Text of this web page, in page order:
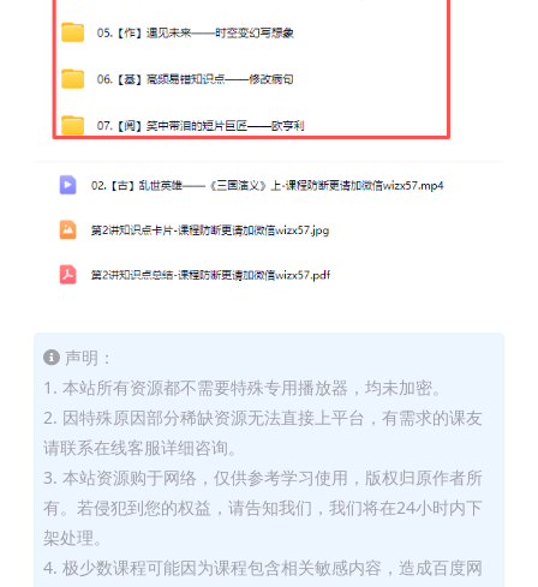
声明：
1. 本站所有资源都不需要特殊专用播放器，均未加密。
2. 因特殊原因部分稀缺资源无法直接上平台，有需求的课友
请联系在线客服详细咨询。
3. 本站资源购于网络，仅供参考学习使用，版权归原作者所
有。若侵犯到您的权益，请告知我们，我们将在24小时内下
架处理。
4. 极少数课程可能因为课程包含相关敏感内容，造成百度网